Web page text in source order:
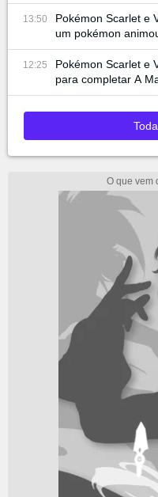
13:50
Pokémon Scarlet e
um pokémon
12:25
Pokémon Scarlet e
para completar A